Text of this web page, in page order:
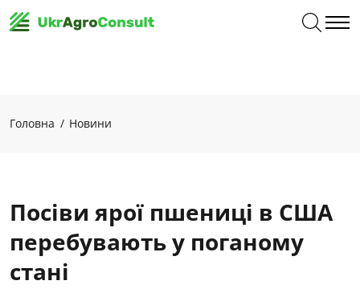
Головна Новини
Посіви ярої пшениці в США
перебувають у поганому
стані